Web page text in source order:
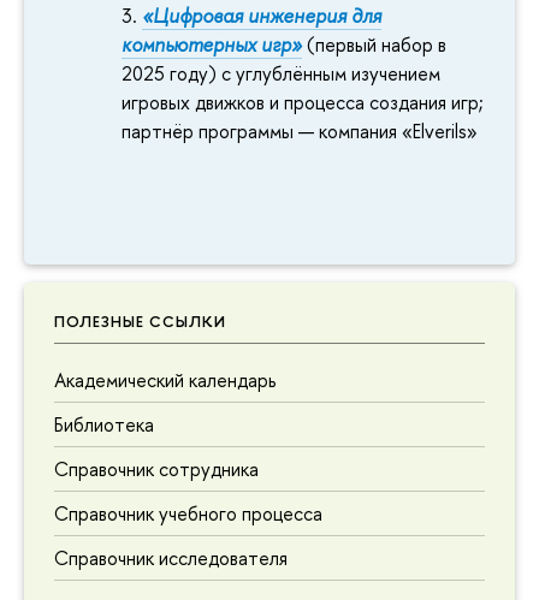
«Цифровая инженерия для
компьютерных игр»(первый набор в
2025 году) с углублённым изучением
игровых движков и процесса создания игр;
партнёр программы — компания «Elverils»
ПОЛЕЗНЫЕ ССЫЛКИ
Академический календарь
Библиотека
Справочник сотрудника
Справочник учебного процесса
Справочник исследователя